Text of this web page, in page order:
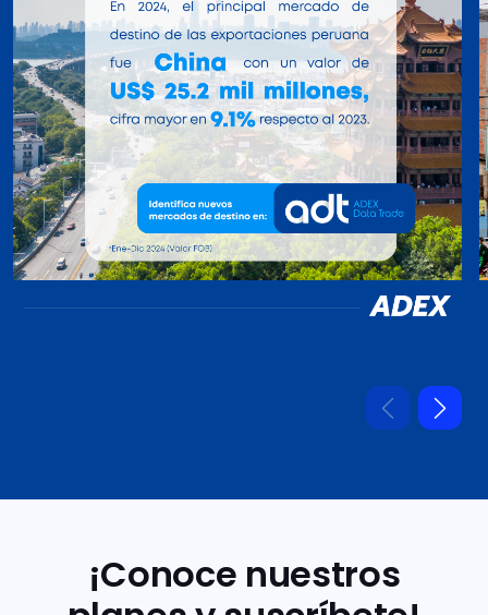
¡Conoce nuestros